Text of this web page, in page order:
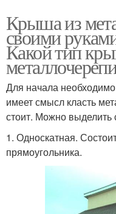
Крыша из
своими
Какой тип
Для начала
имеет смысл класть
стоит. Можно
1. Односкатная.
прямоугольника.